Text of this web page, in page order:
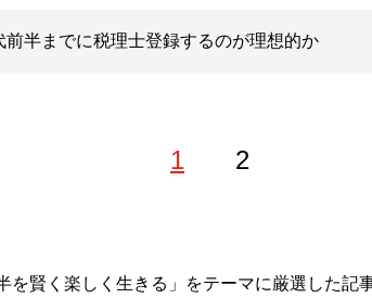
前半までに税理士登録するのが理想的か
1 2
般財団法人「ドラゴン桜財団」評議員。
を賢く楽しく生きる」をテーマに厳選した記